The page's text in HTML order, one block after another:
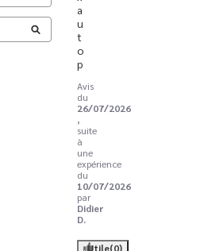
a
u
t
o
p
Avis
du
26/07/2026
,
suite
à
une
expérience
du
10/07/2026
par
Didier
D.
Utile(0)